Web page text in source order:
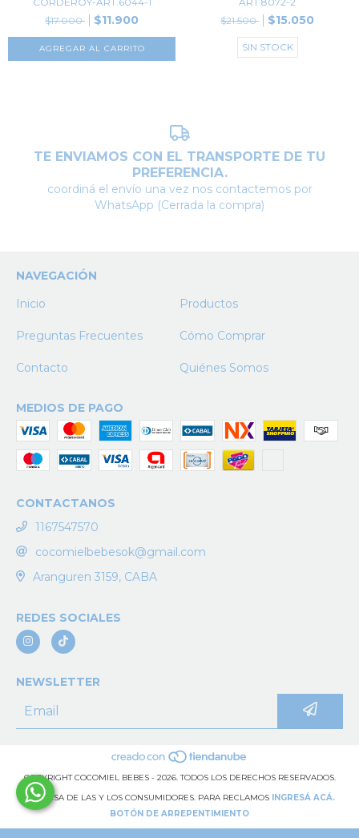
$17.000
$11.900
AGREGAR AL CARRITO
$21.500
$15.050
SIN STOCK
TE ENVIAMOS CON EL TRANSPORTE DE TU
PREFERENCIA.
coordiná el envío una vez nos contactemos por
WhatsApp (Cerrada la compra)
NAVEGACIÓN
Inicio
Productos
Preguntas Frecuentes Cómo Comprar
Contacto Quiénes Somos
MEDIOS DE PAGO
CONTACTANOS
1167547570
cocomielbebesok@gmail.com
Aranguren 3159, CABA
REDES SOCIALES
NEWSLETTER
COPYRIGHT COCOMIEL BEBES - 2026. TODOS LOS DERECHOS RESERVADOS.
DEFENSA DE LAS Y LOS CONSUMIDORES. PARA RECLAMOS
INGRESÁ ACÁ.
BOTÓN DE ARREPENTIMIENTO